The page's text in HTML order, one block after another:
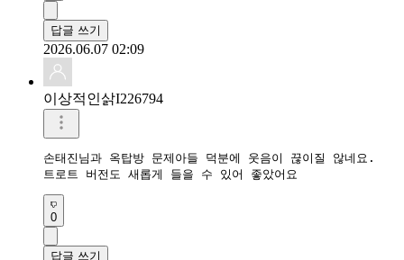
답글 쓰기
2026.06.07 02:09
이상적인삵I226794
손태진님과 옥탑방 문제아들 덕분에 웃음이 끊이질 않네요.
트로트 버전도 새롭게 들을 수 있어 좋았어요
0
답글 쓰기